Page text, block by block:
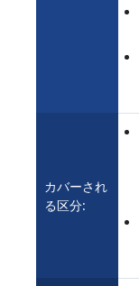
カバーされ
る区分: